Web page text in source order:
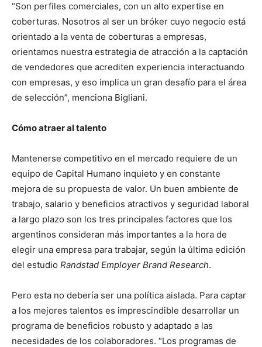
“Son perfiles comerciales, con un alto expertise en
coberturas. Nosotros al ser un bróker cuyo negocio está
orientado a la venta de coberturas a empresas,
orientamos nuestra estrategia de atracción a la captación
de vendedores que acrediten experiencia interactuando
con empresas, y eso implica un gran desafío para el área
de selección”, menciona Bigliani.
Cómo atraer al talento
Mantenerse competitivo en el mercado requiere de un
equipo de Capital Humano inquieto y en constante
mejora de su propuesta de valor. Un buen ambiente de
trabajo, salario y beneficios atractivos y seguridad laboral
a largo plazo son los tres principales factores que los
argentinos consideran más importantes a la hora de
elegir una empresa para trabajar, según la última edición
del estudio Randstad Employer Brand Research.
Pero esta no debería ser una política aislada. Para captar
a los mejores talentos es imprescindible desarrollar un
programa de beneficios robusto y adaptado a las
necesidades de los colaboradores. “Los programas de